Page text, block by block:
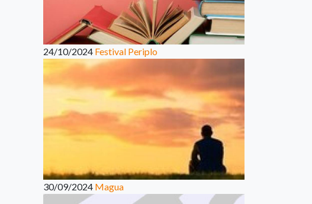
24/10/2024 Festival Periplo
30/09/2024 Magua